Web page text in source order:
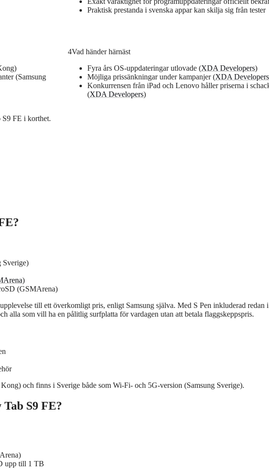
Praktisk prestanda i svenska appar kan skilja sig från tester
(Samsung
4Vad händer härnäst
Fyra års OS-uppdateringar utlovade (XDA Developers)
Möjliga prissänkningar under kampanjer (XDA Developers
Konkurrensen från iPad och Lenovo håller priserna i
(XDA Developers)
S9 FE i korthet.
Sverige)
)
(GSMArena)
till ett överkomligt pris, enligt Samsung själva. Med S Pen inkluderad redan i
alla som vill ha en pålitlig surfplatta för vardagen utan att betala flaggskeppspris.
och finns i Sverige både som Wi‑Fi- och 5G-version (Samsung Sverige).
S9 FE?
upp till 1 TB